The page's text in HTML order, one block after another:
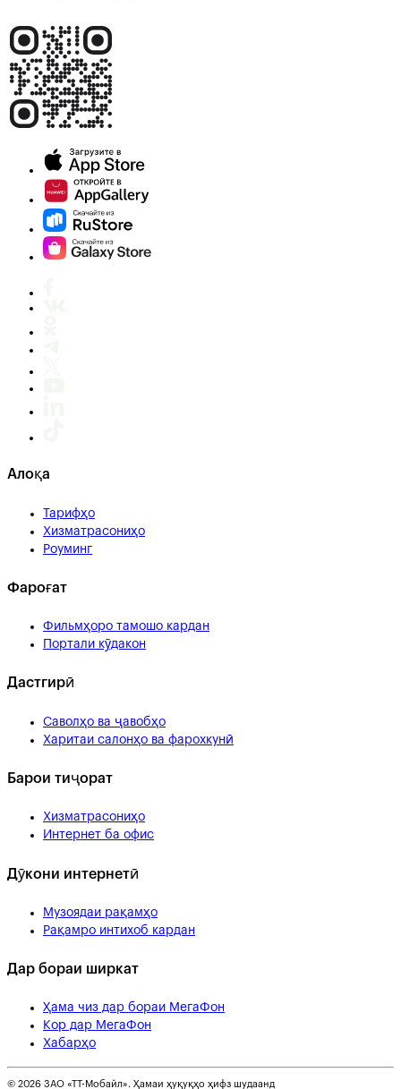
Алоқа
Тарифҳо
Хизматрасониҳо
Роуминг
Фароғат
Фильмҳоро тамошо кардан
Портали кӯдакон
Дастгирӣ
Саволҳо ва ҷавобҳо
Харитаи салонҳо ва фарохкунӣ
Барои тиҷорат
Хизматрасониҳо
Интернет ба офис
Дӯкони интернетӣ
Музоядаи рақамҳо
Рақамро интихоб кардан
Дар бораи ширкат
Ҳама чиз дар бораи МегаФон
Кор дар МегаФон
Хабарҳо
© 2026 ЗАО «ТТ-Мобайл». Ҳамаи ҳуқуқҳо ҳифз шудаанд